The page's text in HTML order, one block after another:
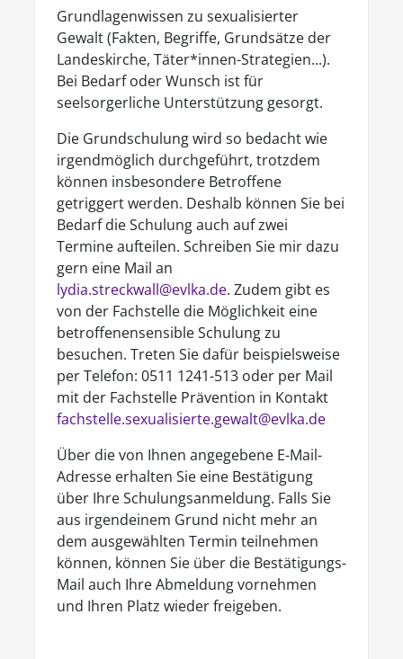
Grundlagenwissen zu sexualisierter
Gewalt (Fakten, Begriffe, Grundsätze der
Landeskirche, Täter*innen-Strategien...).
Bei Bedarf oder Wunsch ist für
seelsorgerliche Unterstützung gesorgt.
Die Grundschulung wird so bedacht wie
irgendmöglich durchgeführt, trotzdem
können insbesondere Betroffene
getriggert werden. Deshalb können Sie bei
Bedarf die Schulung auch auf zwei
Termine aufteilen. Schreiben Sie mir dazu
gern eine Mail an
lydia.streckwall@evlka.de. Zudem gibt es
von der Fachstelle die Möglichkeit eine
betroffenensensible Schulung zu
besuchen. Treten Sie dafür beispielsweise
per Telefon: 0511 1241-513 oder per Mail
mit der Fachstelle Prävention in Kontakt
fachstelle.sexualisierte.gewalt@evlka.de
Über die von Ihnen angegebene E-Mail-
Adresse erhalten Sie eine Bestätigung
über Ihre Schulungsanmeldung. Falls Sie
aus irgendeinem Grund nicht mehr an
dem ausgewählten Termin teilnehmen
können, können Sie über die Bestätigungs-
Mail auch Ihre Abmeldung vornehmen
und Ihren Platz wieder freigeben.